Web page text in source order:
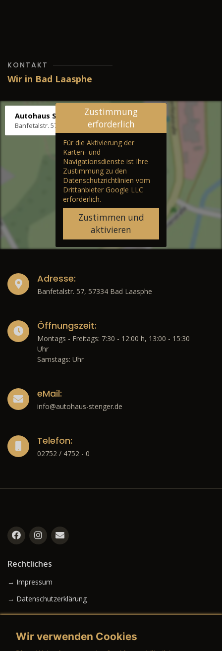
KONTAKT
Wir in Bad Laasphe
Autohaus Stenger
Banfetalstr. 57, 57334 Bad Laasphe
Zustimmung
erforderlich
Für die Aktivierung der
Karten- und
Navigationsdienste ist Ihre
Zustimmung zu den
Datenschutzrichtlinien vom
Drittanbieter Google LLC
erforderlich.
Zustimmen und
aktivieren
Adresse:
Banfetalstr. 57, 57334 Bad Laasphe
Öffnungszeit:
Montags - Freitags: 7:30 - 12:00 h, 13:00 - 15:30
Uhr
Samstags: Uhr
eMail:
info@autohaus-stenger.de
Telefon:
02752 / 4752 - 0
Rechtliches
→ Impressum
→ Datenschutzerklärung
Wir verwenden Cookies